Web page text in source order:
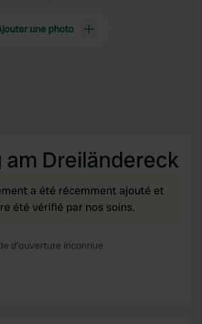
une photo
am Dreiländereck
a été récemment ajouté et
été vérifié par nos soins.
d'ouverture inconnue